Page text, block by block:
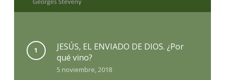
JESÚS, EL ENVIADO DE DIOS. ¿Por
qué vino?
5 noviembre, 2018